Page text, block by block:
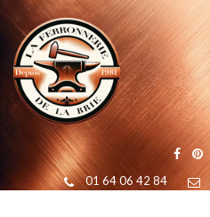
01 64 06 42 84